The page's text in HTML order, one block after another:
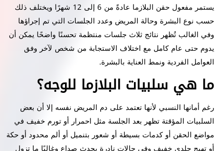
يستمر مفعول حقن البلازما عادةً من 6 إلى 12 شهرًا ويختلف ذلك
حسب نوع البشرة وحالة المريض وعدد الجلسات التي تم إجراؤها
وفي الغالب تُظهر نتائج ثلاث جلسات منتظمة تحسنًا واضحًا يمكن أن
يدوم حتى عام كامل مع اختلاف الاستجابة من شخص لآخر وفق
العوامل الفردية ونمط العناية بالبشرة.
ما هي سلبيات البلازما للوجه؟
رغم أمانها النسبي لأنها تعتمد على دم المريض نفسه إلا أن بعض
السلبيات المؤقتة تظهر بعد الجلسة مثل احمرار أو تورم خفيف في
مواضع الحقن أو كدمات بسيطة أو شعور بتنميل أو ألم محدود أو حكة